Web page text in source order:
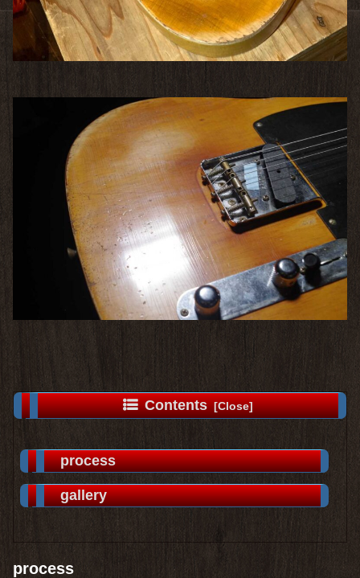
Contents
process
gallery
process